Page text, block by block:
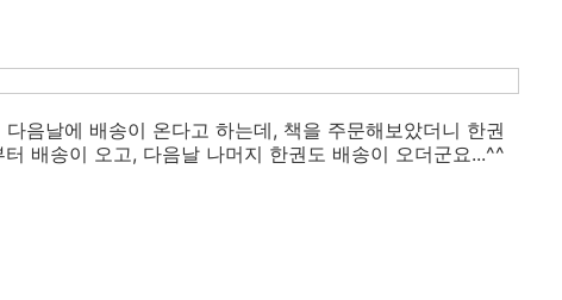
음날에 배송이 온다고 하는데, 책을 주문해보았더니 한권
배송이 오고, 다음날 나머지 한권도 배송이 오더군요...^^